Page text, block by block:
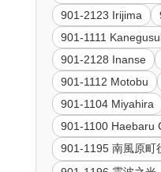
901-2123 Irijima
901-1111
901-2128 Inanse
901-1112 Motobu
901-1104 Miyahira
901-1100 Haebaru
901-1195 南風原町